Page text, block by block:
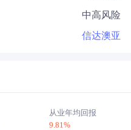
中高风险
信达澳亚
从业年均回报
9.81 %